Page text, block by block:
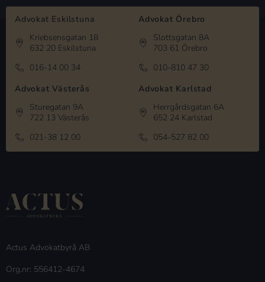
Advokat Eskilstuna
Kriebsensgatan 18
632 20 Eskilstuna
016-14 00 34
Advokat Örebro
Slottsgatan 8A
703 61 Örebro
010-810 47 30
Advokat Västerås
Sturegatan 9A
722 13 Västerås
021-38 12 00
Advokat Karlstad
Herrgårdsgatan 6A
652 24 Karlstad
054-527 82 00
Actus Advokatbyrå AB
Org.nr: 556412-4674